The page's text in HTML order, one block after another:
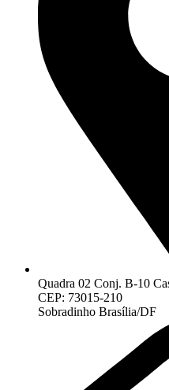
Quadra 02 Conj. B-10
CEP: 73015-210
Sobradinho Brasília/DF